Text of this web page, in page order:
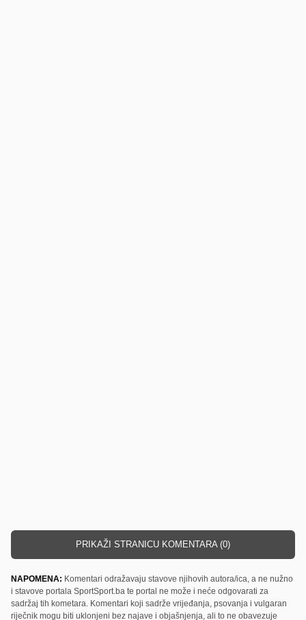
PRIKAŽI STRANICU KOMENTARA (0)
NAPOMENA: Komentari odražavaju stavove njihovih autora/ica, a ne nužno
i stavove portala SportSport.ba te portal ne može i neće odgovarati za
sadržaj tih kometara. Komentari koji sadrže vrijeđanja, psovanja i vulgaran
riječnik mogu biti uklonjeni bez najave i objašnjenja, ali to ne obavezuje